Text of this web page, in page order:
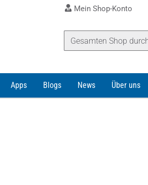
Mein Shop-Konto
Apps Blogs News Über uns